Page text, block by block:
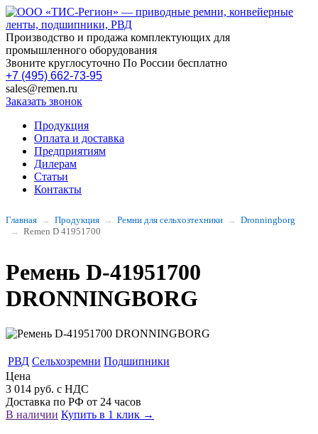
Производство и продажа комплектующих для
промышленного оборудования
Звоните круглосуточно По России бесплатно
+7 (495) 662-73-95
sales@remen.ru
Заказать звонок
Продукция
Оплата и доставка
Предприятиям
Дилерам
Статьи
Контакты
Главная Продукция Ремни для сельхозтехники
Dronningborg
Remen D 41951700
Ремень D-41951700
DRONNINGBORG
РВД Сельхозремни Подшипники
Цена
3 014 руб. с НДС
Доставка по РФ от 24 часов
В наличии Купить в 1 клик →